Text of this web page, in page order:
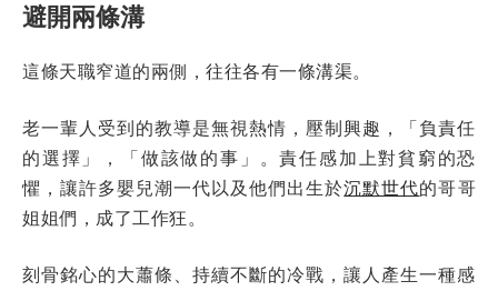
避開兩條溝
這條天職窄道的兩側，往往各有一條溝渠。
老一輩人受到的教導是無視熱情，壓制興趣，「負責任
的選擇」，「做該做的事」。責任感加上對貧窮的恐
懼，讓許多嬰兒潮一代以及他們出生於沉默世代的哥哥
姐姐們，成了工作狂。
刻骨銘心的大蕭條、持續不斷的冷戰，讓人產生一種感